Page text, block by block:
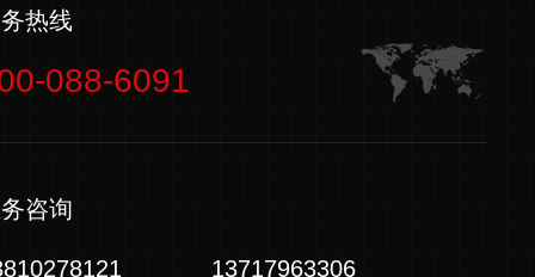
热线
088-6091
咨询
13717963306